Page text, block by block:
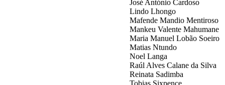
José António Cardoso
Lindo Lhongo
Mafende Mandio Mentiroso
Mankeu Valente Mahumane
Maria Manuel Lobão Soeiro
Matias Ntundo
Noel Langa
Raúl Alves Calane da Silva
Reinata Sadimba